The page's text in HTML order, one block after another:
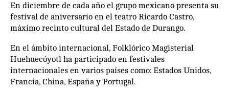
En diciembre de cada año el grupo mexicano presenta su
festival de aniversario en el teatro Ricardo Castro,
máximo recinto cultural del Estado de Durango.
En el ámbito internacional, Folklórico Magisterial
Huehuecóyotl ha participado en festivales
internacionales en varios países como: Estados Unidos,
Francia, China, España y Portugal.